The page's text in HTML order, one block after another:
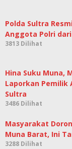
Polda Sultra
Anggota Polri
3813 Dilihat
Hina Suku Muna,
Laporkan Pemilik
Sultra
3486 Dilihat
Masyarakat
Muna Barat, Ini
3288 Dilihat